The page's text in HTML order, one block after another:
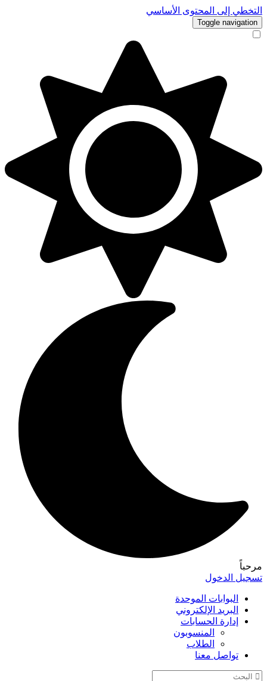
التخطي إلى المحتوى الأساسي
Toggle navigation
مرحباً
تسجيل الدخول
البوابات الموحدة
البريد الإلكتروني
إدارة الحسابات
المنسوبون
الطلاب
تواصل معنا